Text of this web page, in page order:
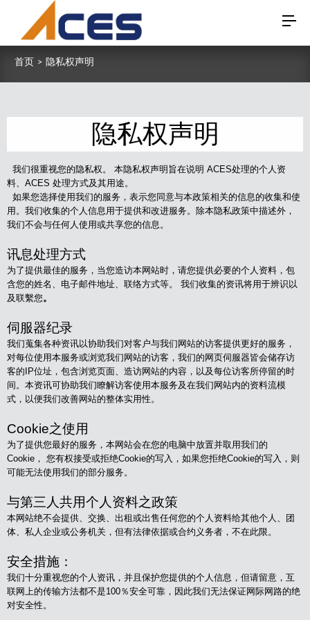
首页 > 隐私权声明
隐私权声明
我们很重视您的隐私权。 本隐私权声明旨在说明 ACES处理的个人资
料、ACES 处理方式及其用途。
如果您选择使用我们的服务，表示您同意与本政策相关的信息的收集和使
用。我们收集的个人信息用于提供和改进服务。除本隐私政策中描述外，
我们不会与任何人使用或共享您的信息。
讯息处理方式
为了提供最佳的服务，当您造访本网站时，请您提供必要的个人资料，包
含您的姓名、电子邮件地址、联络方式等。 我们收集的资讯将用于辨识以
及联繫您。
伺服器纪录
我们蒐集各种资讯以协助我们对客户与我们网站的访客提供更好的服务，
对每位使用本服务或浏览我们网站的访客，我们的网页伺服器皆会储存访
客的IP位址，包含浏览页面、造访网站的内容，以及每位访客所停留的时
间。本资讯可协助我们瞭解访客使用本服务及在我们网站内的资料流模
式，以便我们改善网站的整体实用性。
Cookie之使用
为了提供您最好的服务，本网站会在您的电脑中放置并取用我们的
Cookie， 您有权接受或拒绝Cookie的写入，如果您拒绝Cookie的写入，则
可能无法使用我们的部分服务。
与第三人共用个人资料之政策
本网站绝不会提供、交换、出租或出售任何您的个人资料给其他个人、团
体、私人企业或公务机关，但有法律依据或合约义务者，不在此限。
安全措施：
我们十分重视您的个人资讯，并且保护您提供的个人信息，但请留意， 互
联网上的传输方法都不是100％安全可靠，因此我们无法保证网际网路的绝
对安全性。